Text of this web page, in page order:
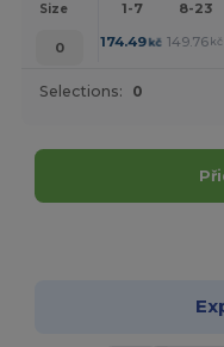
Size 1-7 8-23
0 174.49kč 149.76 kč
Selections: 0